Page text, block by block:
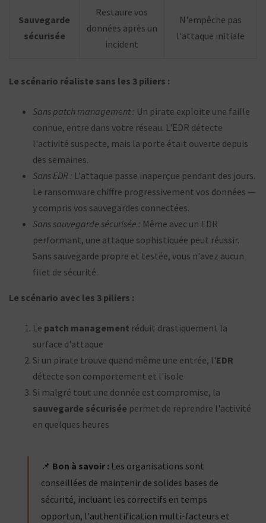
Sauvegarde
sécurisée
Restaure vos
données après un
incident
N'empêche pas
l'attaque initiale
Le scénario réaliste sans les 3 piliers :
Sans patch management : Un pirate exploite une faille
connue, entre dans votre réseau. L'EDR détecte
l'activité suspecte, mais la porte était ouverte depuis
des semaines.
Sans EDR : L'attaque passe inaperçue pendant des jours.
Le ransomware chiffre progressivement vos données —
y compris vos sauvegardes connectées.
Sans sauvegarde sécurisée : Même avec un EDR
performant, une attaque sophistiquée peut réussir.
Sans sauvegarde propre et testée, vous n'avez aucun
filet de sécurité.
Le scénario avec les 3 piliers :
Le patch management réduit drastiquement la
surface d'attaque
Si un pirate trouve quand même une entrée, l'EDR
détecte son comportement et l'isole
Si malgré tout une donnée est compromise, la
sauvegarde sécurisée permet de reprendre l'activité
en quelques heures
📌 Bon à savoir : Les organisations sont
conseillées de maintenir de solides bases de
sécurité, incluant les correctifs en temps
opportun, l'authentification multi-facteurs et